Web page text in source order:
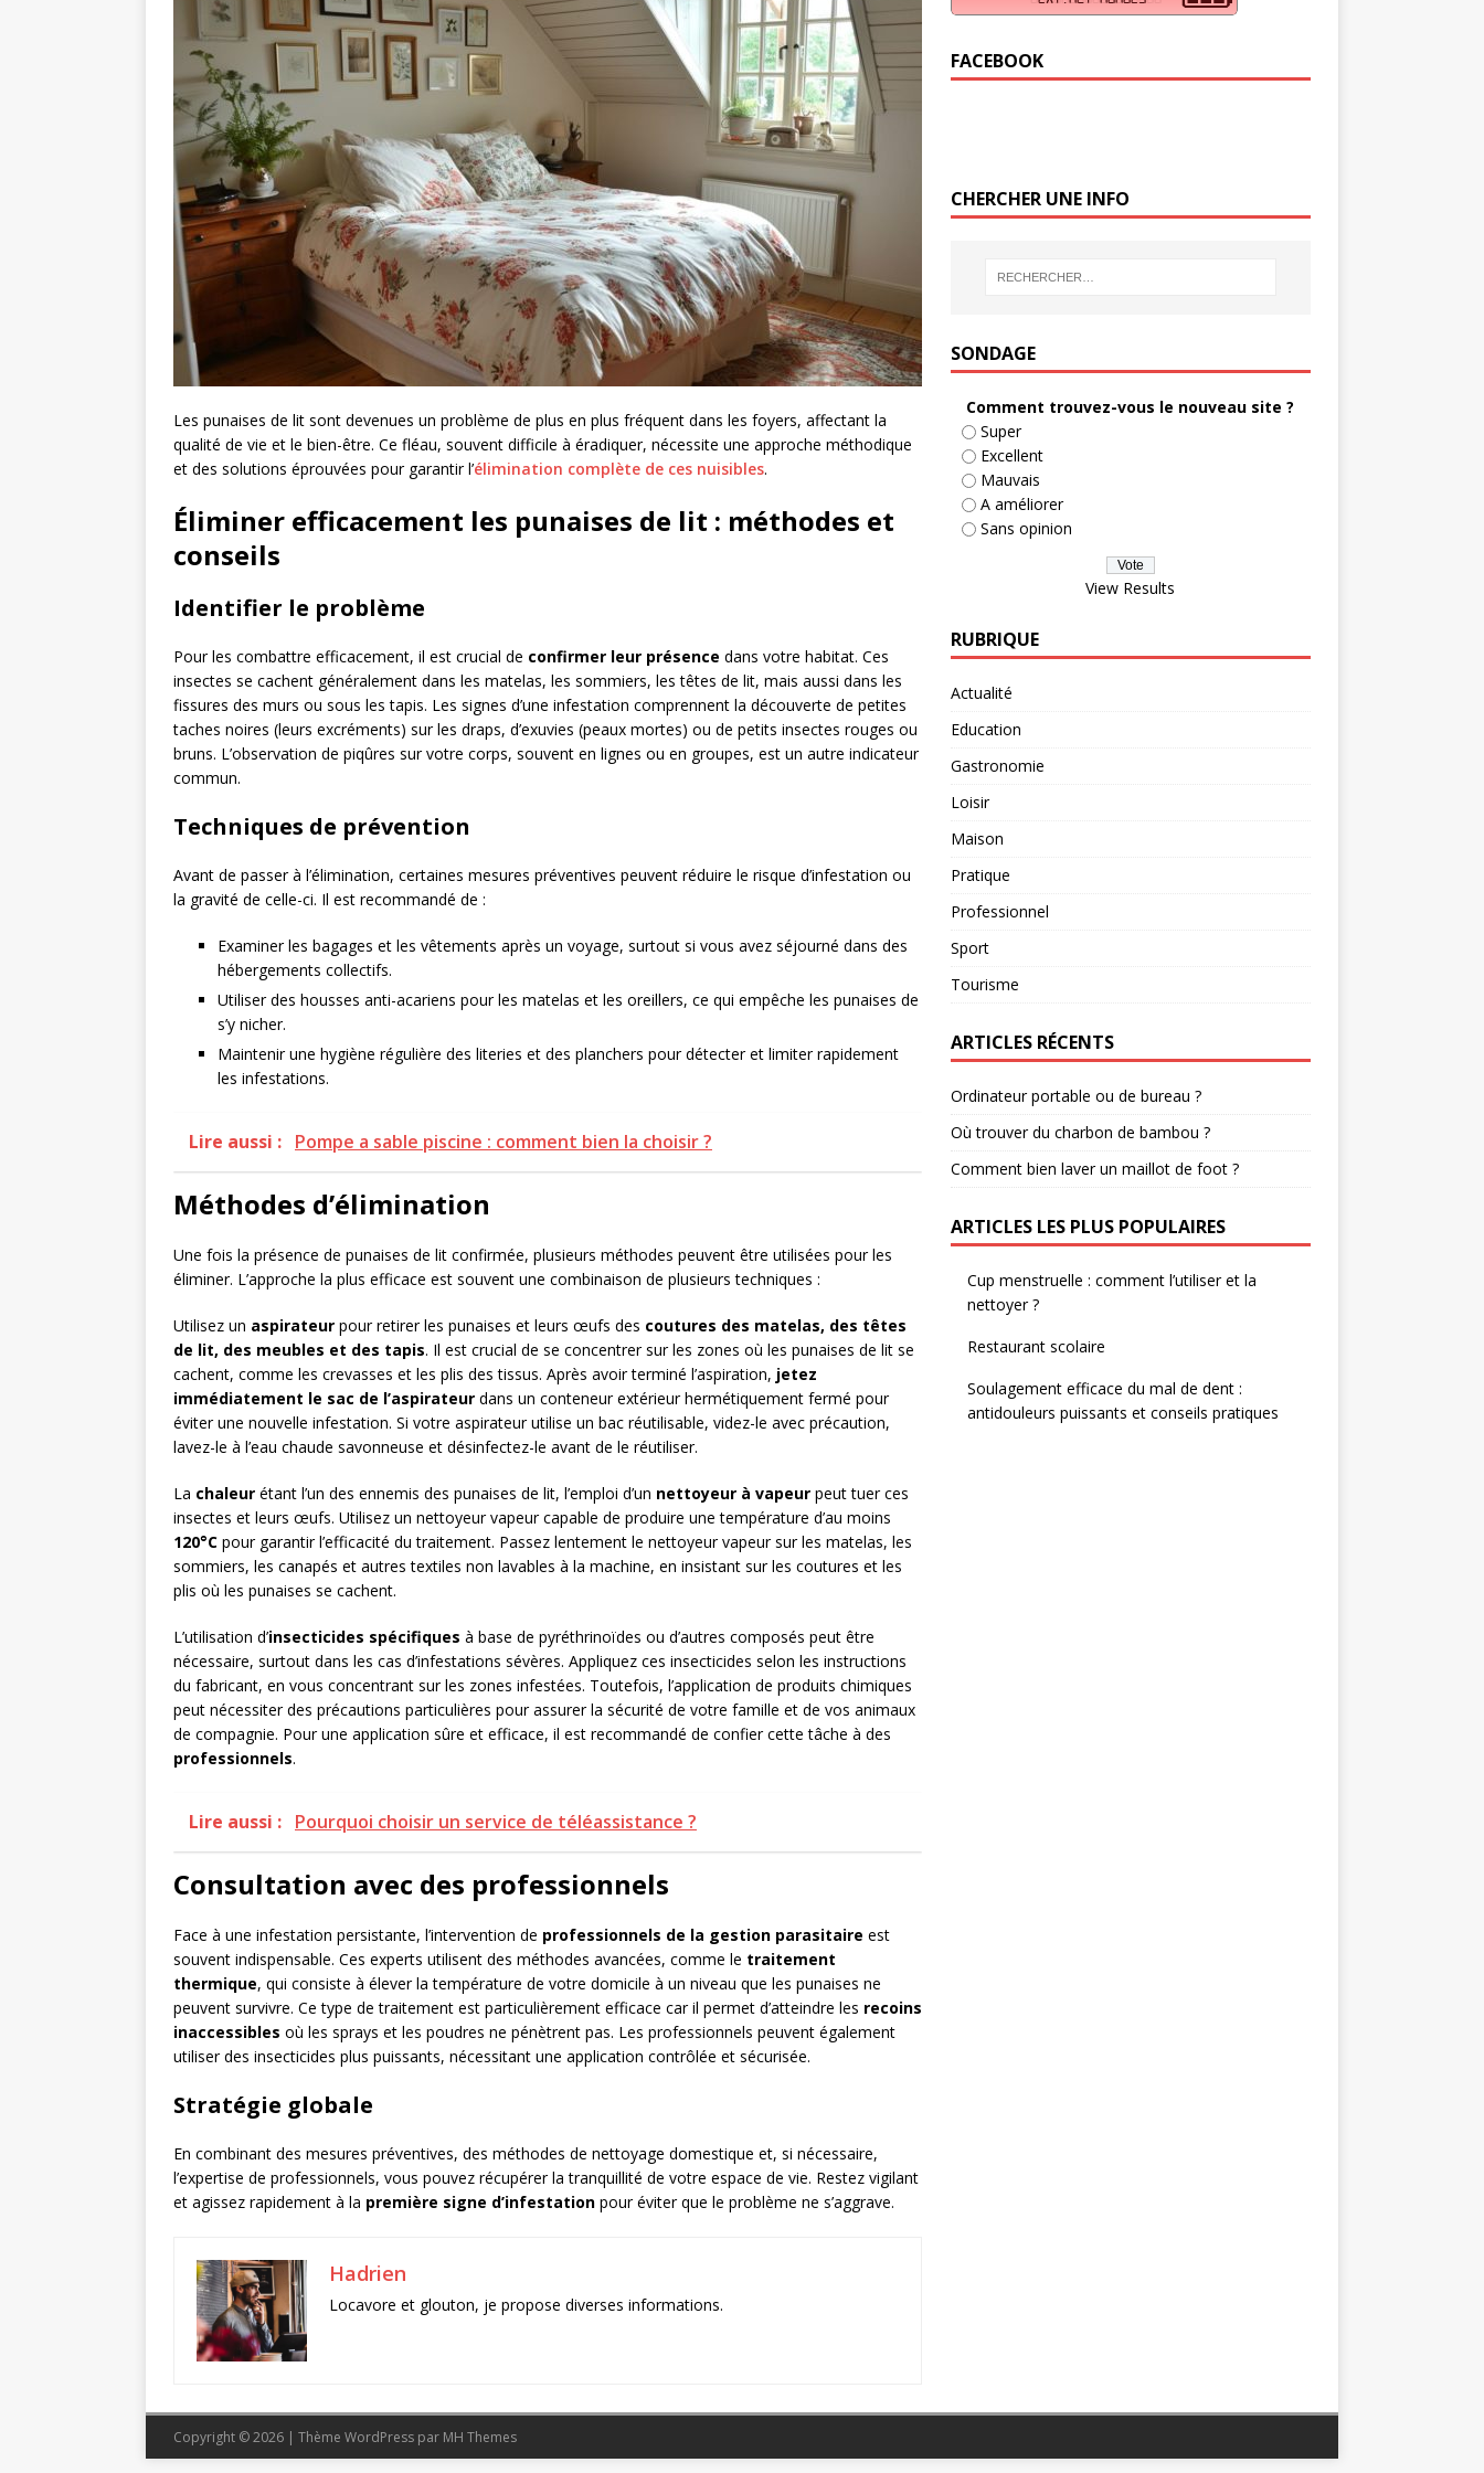
Les punaises de lit sont devenues un problème de plus en plus fréquent dans les foyers, affectant la
qualité de vie et le bien-être. Ce fléau, souvent difficile à éradiquer, nécessite une approche méthodique
et des solutions éprouvées pour garantir l’élimination complète de ces nuisibles.
Éliminer efficacement les punaises de lit : méthodes et
conseils
Identifier le problème
Pour les combattre efficacement, il est crucial de confirmer leur présence dans votre habitat. Ces
insectes se cachent généralement dans les matelas, les sommiers, les têtes de lit, mais aussi dans les
fissures des murs ou sous les tapis. Les signes d’une infestation comprennent la découverte de petites
taches noires (leurs excréments) sur les draps, d’exuvies (peaux mortes) ou de petits insectes rouges ou
bruns. L’observation de piqûres sur votre corps, souvent en lignes ou en groupes, est un autre indicateur
commun.
Techniques de prévention
Avant de passer à l’élimination, certaines mesures préventives peuvent réduire le risque d’infestation ou
la gravité de celle-ci. Il est recommandé de :
Examiner les bagages et les vêtements après un voyage, surtout si vous avez séjourné dans des
hébergements collectifs.
Utiliser des housses anti-acariens pour les matelas et les oreillers, ce qui empêche les punaises de
s’y nicher.
Maintenir une hygiène régulière des literies et des planchers pour détecter et limiter rapidement
les infestations.
Lire aussi : Pompe a sable piscine : comment bien la choisir ?
Méthodes d’élimination
Une fois la présence de punaises de lit confirmée, plusieurs méthodes peuvent être utilisées pour les
éliminer. L’approche la plus efficace est souvent une combinaison de plusieurs techniques :
Utilisez un aspirateur pour retirer les punaises et leurs œufs des coutures des matelas, des têtes
de lit, des meubles et des tapis. Il est crucial de se concentrer sur les zones où les punaises de lit se
cachent, comme les crevasses et les plis des tissus. Après avoir terminé l’aspiration, jetez
immédiatement le sac de l’aspirateur dans un conteneur extérieur hermétiquement fermé pour
éviter une nouvelle infestation. Si votre aspirateur utilise un bac réutilisable, videz-le avec précaution,
lavez-le à l’eau chaude savonneuse et désinfectez-le avant de le réutiliser.
La chaleur étant l’un des ennemis des punaises de lit, l’emploi d’un nettoyeur à vapeur peut tuer ces
insectes et leurs œufs. Utilisez un nettoyeur vapeur capable de produire une température d’au moins
120°C pour garantir l’efficacité du traitement. Passez lentement le nettoyeur vapeur sur les matelas, les
sommiers, les canapés et autres textiles non lavables à la machine, en insistant sur les coutures et les
plis où les punaises se cachent.
L’utilisation d’insecticides spécifiques à base de pyréthrinoïdes ou d’autres composés peut être
nécessaire, surtout dans les cas d’infestations sévères. Appliquez ces insecticides selon les instructions
du fabricant, en vous concentrant sur les zones infestées. Toutefois, l’application de produits chimiques
peut nécessiter des précautions particulières pour assurer la sécurité de votre famille et de vos animaux
de compagnie. Pour une application sûre et efficace, il est recommandé de confier cette tâche à des
professionnels.
Lire aussi : Pourquoi choisir un service de téléassistance ?
Consultation avec des professionnels
Face à une infestation persistante, l’intervention de professionnels de la gestion parasitaire est
souvent indispensable. Ces experts utilisent des méthodes avancées, comme le traitement
thermique, qui consiste à élever la température de votre domicile à un niveau que les punaises ne
peuvent survivre. Ce type de traitement est particulièrement efficace car il permet d’atteindre les recoins
inaccessibles où les sprays et les poudres ne pénètrent pas. Les professionnels peuvent également
utiliser des insecticides plus puissants, nécessitant une application contrôlée et sécurisée.
Stratégie globale
En combinant des mesures préventives, des méthodes de nettoyage domestique et, si nécessaire,
l’expertise de professionnels, vous pouvez récupérer la tranquillité de votre espace de vie. Restez vigilant
et agissez rapidement à la première signe d’infestation pour éviter que le problème ne s’aggrave.
Hadrien
Locavore et glouton, je propose diverses informations.
FACEBOOK
CHERCHER UNE INFO
SONDAGE
Comment trouvez-vous le nouveau site ?
Super
Excellent
Mauvais
A améliorer
Sans opinion
View Results
RUBRIQUE
Actualité
Education
Gastronomie
Loisir
Maison
Pratique
Professionnel
Sport
Tourisme
ARTICLES RÉCENTS
Ordinateur portable ou de bureau ?
Où trouver du charbon de bambou ?
Comment bien laver un maillot de foot ?
ARTICLES LES PLUS POPULAIRES
Cup menstruelle : comment l’utiliser et la
nettoyer ?
Restaurant scolaire
Soulagement efficace du mal de dent :
antidouleurs puissants et conseils pratiques
Copyright © 2026 | Thème WordPress par MH Themes